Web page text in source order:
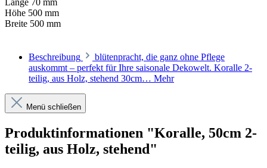
Länge 70 mm
Höhe 500 mm
Breite 500 mm
Beschreibung
blütenpracht, die ganz ohne Pflege
auskommt – perfekt für Ihre saisonale Dekowelt. Koralle 2-
teilig, aus Holz, stehend 30cm… Mehr
Menü schließen
Produktinformationen "Koralle, 50cm 2-
teilig, aus Holz, stehend"